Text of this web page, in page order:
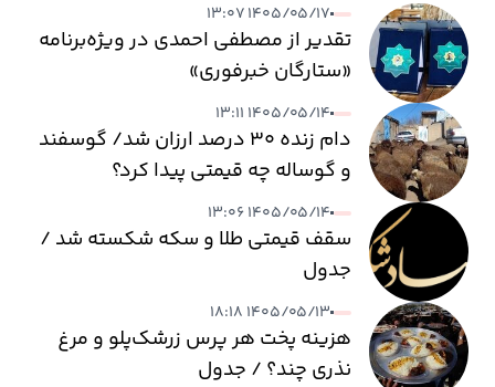
۱۴۰۵/۰۵/۱۷ ۱۳:۰۷
تقدیر از مصطفی احمدی در ویژه‌برنامه
«ستارگان خبرفوری»
۱۴۰۵/۰۵/۱۴ ۱۳:۱۱
دام زنده ۳۰ درصد ارزان شد/ گوسفند
و گوساله چه قیمتی پیدا کرد؟
۱۴۰۵/۰۵/۱۴ ۱۳:۰۶
سقف قیمتی طلا و سکه شکسته شد /
جدول
۱۴۰۵/۰۵/۱۳ ۱۸:۱۸
هزینه پخت هر پرس زرشک‌پلو و مرغ
نذری چند؟ / جدول